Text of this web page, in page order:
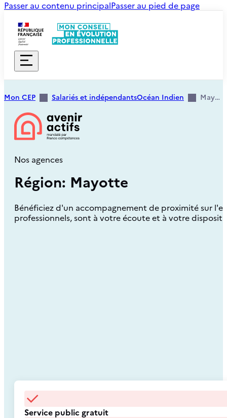
Passer au contenu principalPasser au pied de page
Nos agences
Région: Mayotte
Bénéficiez d'un accompagnement de proximité sur
professionnels, sont à votre écoute et à votre
Mon CEP Salariés et indépendantsOcéan Indien Mayotte
Service public gratuit